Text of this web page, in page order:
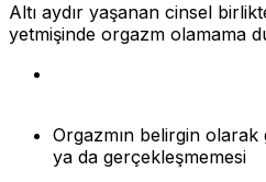
Altı aydır yaşanan cinsel
yetmişinde orgazm olamama
Orgazmın belirgin
ya da gerçekleşmemesi